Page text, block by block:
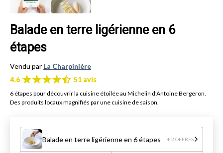
Balade en terre ligérienne en 6
étapes
Vendu par La Charpinière
4.6
51 avis
6 étapes pour découvrir la cuisine étoilée au Michelin d’Antoine Bergeron.
Des produits locaux magnifiés par une cuisine de saison.
Balade en terre ligérienne en 6 étapes + 2 OFFRES